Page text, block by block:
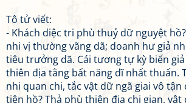
Tô tử viết:
- Khách diệc tri phù thuỷ dữ nguyệt
nhi vị thường vãng dã; doanh hư giả
tiêu trưởng dã. Cái tương tự kỳ biến
thiên địa tằng bất năng dĩ nhất thuấn.
nhi quan chi, tắc vật dữ ngã giai vô tận
tiện hồ? Thả phù thiên địa chi gian, vật